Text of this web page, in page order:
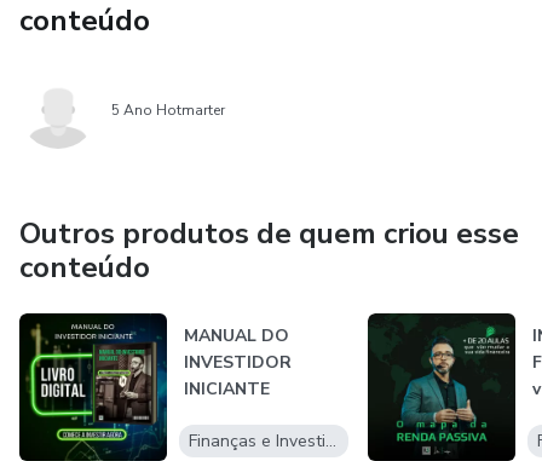
conteúdo
5 Ano Hotmarter
Outros produtos de quem criou esse
conteúdo
MANUAL DO
INVESTIDOR
INICIANTE
Finanças e Investimentos